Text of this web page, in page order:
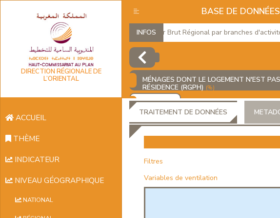
DIRECTION RÉGIONALE DE
L’ORIENTAL
ACCUEIL
THÈME
INDICATEUR
NIVEAU GÉOGRAPHIQUE
NATIONAL
BASE DE
INFOS
Produit Intérieur Brut Régional par branches d'activité
MÉNAGES DONT LE LOGEMENT N'EST
RÉSIDENCE (RGPH) (%)
AJOUTER
TRAITEMENT DE DONNÉES
Filtres
Variables de ventilation